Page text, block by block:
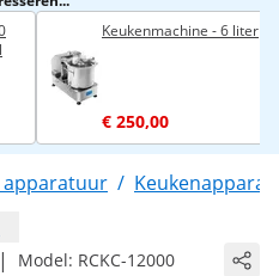
Keukenmachine - 6 liter
€ 250,00
apparatuur /
| Model: RCKC-12000